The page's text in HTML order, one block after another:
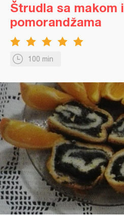
100 min
Štrudla sa makom i
pomorandžama